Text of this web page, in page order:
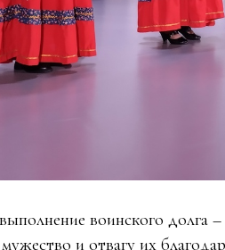
воинского долга
и отвагу их